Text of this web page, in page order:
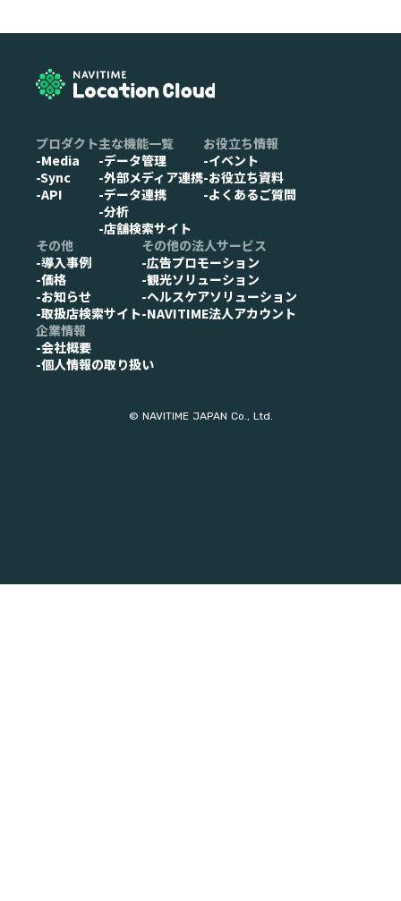
プロダクト
-Media
-Sync
-API
主な機能一覧
-データ管理
-外部メディア連携
-データ連携
-分析
-店舗検索サイト
お役立ち情報
-イベント
-お役立ち資料
-よくあるご質問
その他
-導入事例
-価格
-お知らせ
-取扱店検索サイト
その他の法人サービス
-広告プロモーション
-観光ソリューション
-ヘルスケアソリューション
-NAVITIME法人アカウント
企業情報
-会社概要
-個人情報の取り扱い
© NAVITIME JAPAN Co., Ltd.